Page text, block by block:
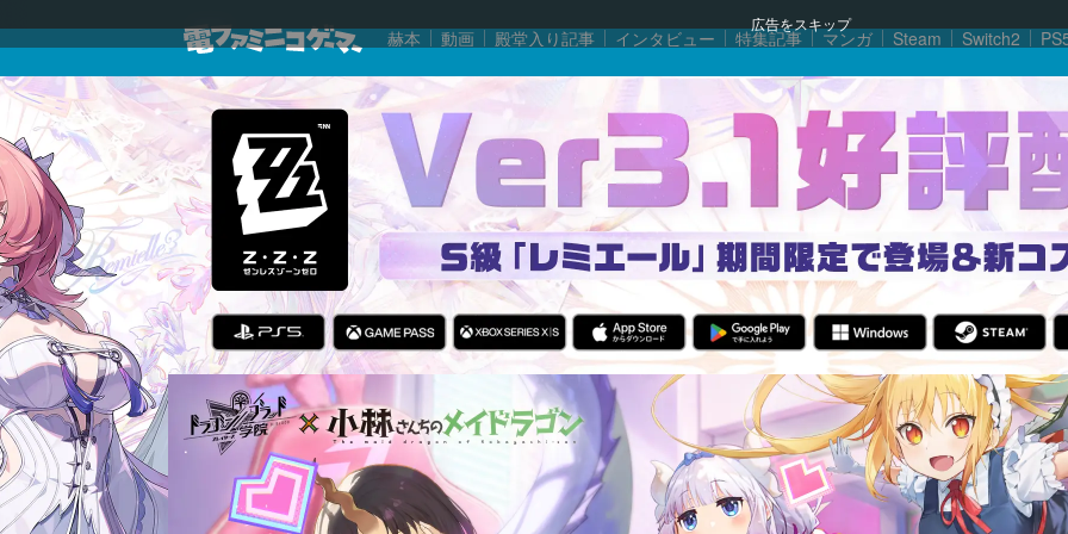
広告をスキップ
赫本 動画 殿堂入り記事 インタビュー 特集記事 マンガ Steam Switch2